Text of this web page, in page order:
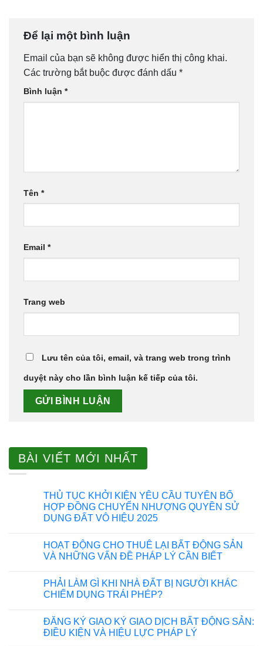
Để lại một bình luận
Email của bạn sẽ không được hiển thị công khai.
Các trường bắt buộc được đánh dấu *
Bình luận *
Tên *
Email *
Trang web
Lưu tên của tôi, email, và trang web trong trình
duyệt này cho lần bình luận kế tiếp của tôi.
BÀI VIẾT MỚI NHẤT
THỦ TỤC KHỞI KIỆN YÊU CẦU TUYÊN BỐ
HỢP ĐỒNG CHUYỂN NHƯỢNG QUYỀN SỬ
DỤNG ĐẤT VÔ HIỆU 2025
HOẠT ĐỘNG CHO THUÊ LẠI BẤT ĐỘNG SẢN
VÀ NHỮNG VẤN ĐỀ PHÁP LÝ CẦN BIẾT
PHẢI LÀM GÌ KHI NHÀ ĐẤT BỊ NGƯỜI KHÁC
CHIẾM DỤNG TRÁI PHÉP?
ĐĂNG KÝ GIAO KÝ GIAO DỊCH BẤT ĐỘNG SẢN:
ĐIỀU KIỆN VÀ HIỆU LỰC PHÁP LÝ